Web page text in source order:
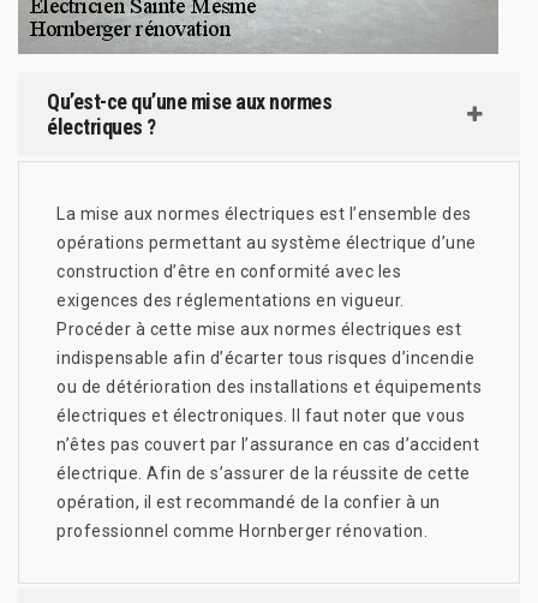
Qu’est-ce qu’une mise aux normes
électriques ?
La mise aux normes électriques est l’ensemble des
opérations permettant au système électrique d’une
construction d’être en conformité avec les
exigences des réglementations en vigueur.
Procéder à cette mise aux normes électriques est
indispensable afin d’écarter tous risques d’incendie
ou de détérioration des installations et équipements
électriques et électroniques. Il faut noter que vous
n’êtes pas couvert par l’assurance en cas d’accident
électrique. Afin de s’assurer de la réussite de cette
opération, il est recommandé de la confier à un
professionnel comme Hornberger rénovation.